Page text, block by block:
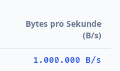
Bytes pro Sekunde
(B/s)
1.000.000 B/s